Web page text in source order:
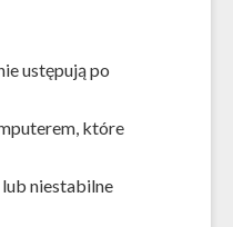
ustępują po
które
niestabilne